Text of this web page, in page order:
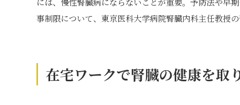
事制限について、東京医科大学病院腎臓内科主任教授の
在宅ワークで腎臓の健康を取